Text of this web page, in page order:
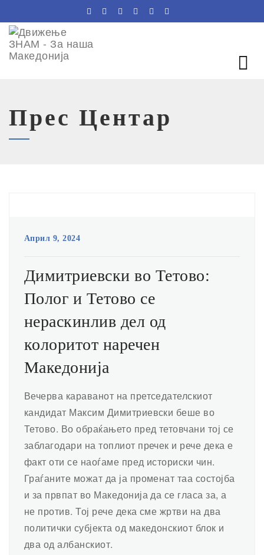
Прес Центар
Април 9, 2024
Димитриевски во Тетово:
Полог и Тетово се
нераскинлив дел од
колоритот наречен
Македонија
Вечерва караванот на претседателскиот
кандидат Максим Димитриевски беше во
Тетово. Во обраќањето пред тетовчани тој се
заблагодари на топлиот пречек и рече дека е
факт оти се наоѓаме пред историски чин.
Граѓаните можат да ја променат таа состојба
и за првпат во Македонија да се гласа за, а
не против. Тој рече дека сме жртви на два
политички субјекта од македонскиот блок и
два од албанскиот.